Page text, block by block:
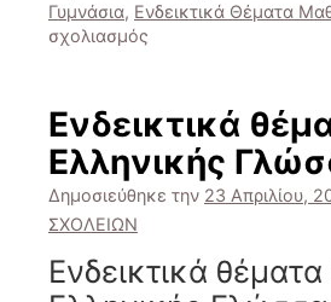
Γυμνάσια, Ενδεικτικά Θέματα
σχολιασμός
Μαθηματικών
(Δημοτικό
-
>
Γυμνάσιο)
Ενδεικτικά
Ελληνικής
Δημοσιεύθηκε την 23 Απριλίου,
ΣΧΟΛΕΙΩΝ
Ενδεικτικά